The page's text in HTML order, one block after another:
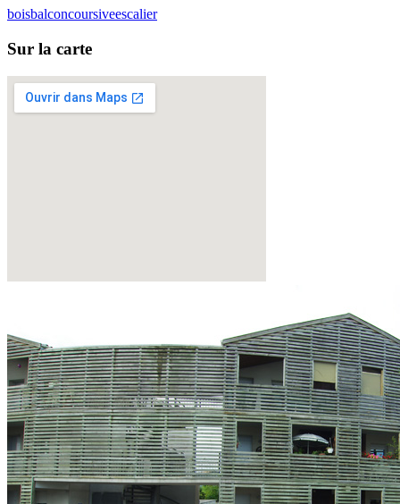
boisbalconcoursiveescalier
Sur la carte